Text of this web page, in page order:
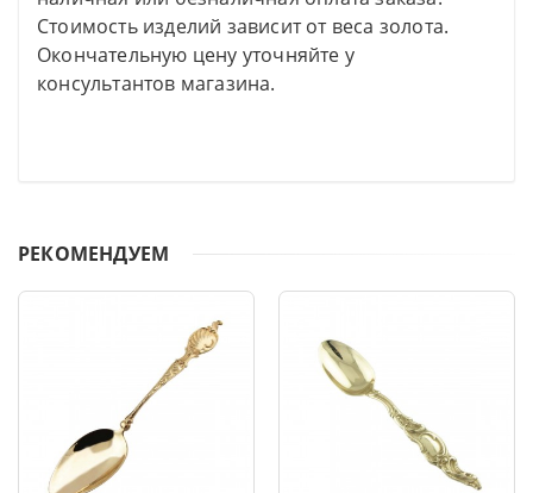
Стоимость изделий зависит от веса золота.
Окончательную цену уточняйте у
консультантов магазина.
РЕКОМЕНДУЕМ